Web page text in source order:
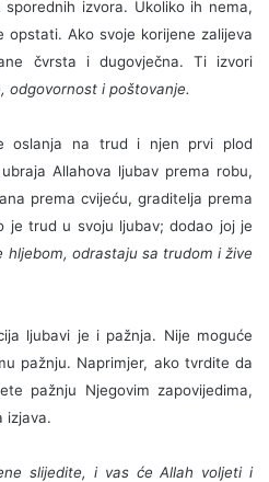
izvora. Ukoliko ih nema,
opstati. Ako svoje korijene zalijeva
čvrsta i dugovječna. Ti izvori
odgovornost i poštovanje.
oslanja na trud i njen prvi plod
Allahova ljubav prema robu,
prema cvijeću, graditelja prema
je trud u svoju ljubav; dodao joj je
hljebom, odrastaju sa trudom i žive
ljubavi je i pažnja. Nije moguće
pažnju. Naprimjer, ako tvrdite da
pažnju Njegovim zapovijedima,
izjava.
slijedite, i vas će Allah voljeti i